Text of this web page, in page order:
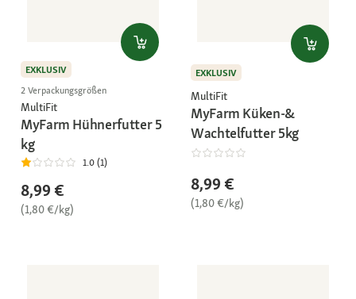
EXKLUSIV
2 Verpackungsgrößen
MultiFit
MyFarm Hühnerfutter 5
kg
1.0 (1)
8,99 €
(1,80 €/kg)
EXKLUSIV
MultiFit
MyFarm Küken-&
Wachtelfutter 5kg
8,99 €
(1,80 €/kg)